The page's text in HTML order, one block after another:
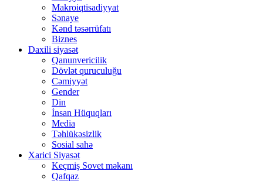
Makroiqtisadiyyat
Sənaye
Kənd təsərrüfatı
Biznes
Daxili siyasət
Qanunvericilik
Dövlət quruculuğu
Cəmiyyət
Gender
Din
İnsan Hüquqları
Media
Təhlükəsizlik
Sosial sahə
Xarici Siyasət
Keçmiş Sovet məkanı
Qafqaz